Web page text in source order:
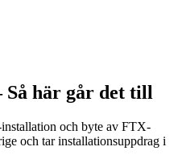
Så här går det till
och byte av FTX-
och tar installationsuppdrag i